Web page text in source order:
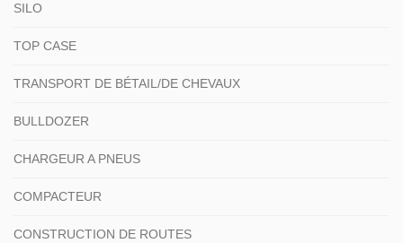
SILO
TOP CASE
TRANSPORT DE BÉTAIL/DE CHEVAUX
BULLDOZER
CHARGEUR A PNEUS
COMPACTEUR
CONSTRUCTION DE ROUTES